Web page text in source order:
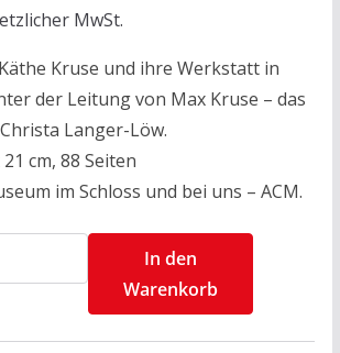
MwSt.
Kruse und ihre Werkstatt in
der Leitung von Max Kruse – das
Langer-Löw.
cm, 88 Seiten
im Schloss und bei uns – ACM.
In den
Warenkorb